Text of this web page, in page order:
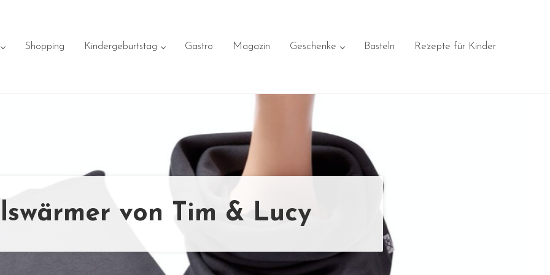
Shopping Kindergeburtstag Gastro Magazin Geschenke Basteln Rezepte für Kinder
von Tim & Lucy